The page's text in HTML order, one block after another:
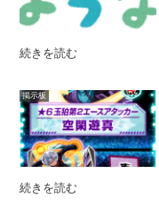
続きを読む
掲示板
続きを読む